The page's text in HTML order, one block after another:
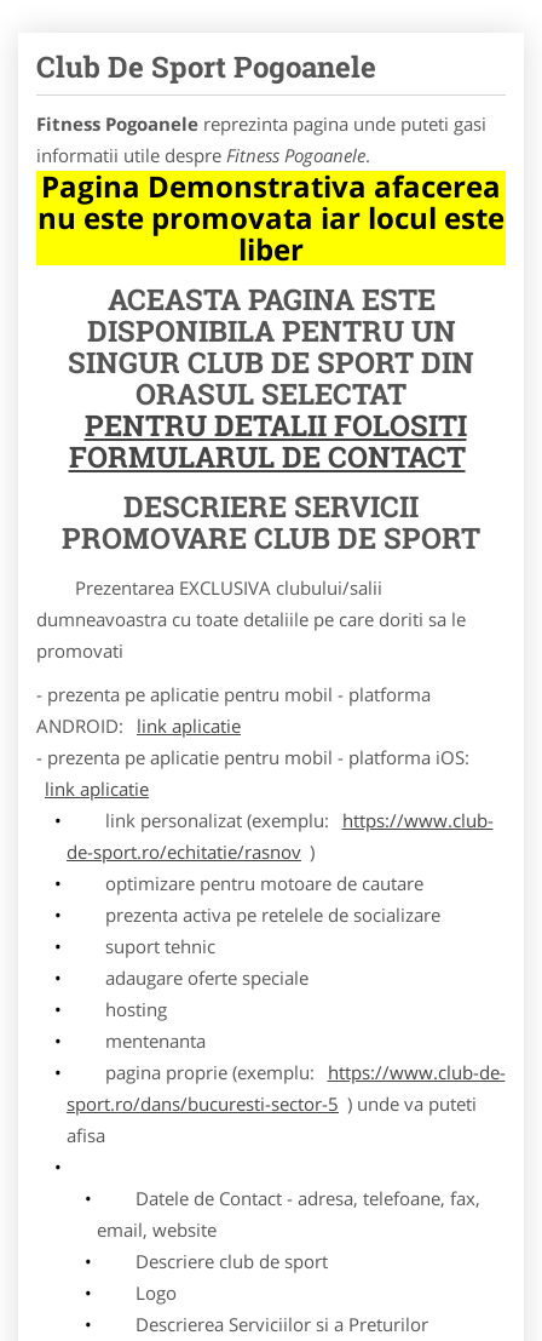
Club De Sport Pogoanele
Fitness Pogoanele reprezinta pagina unde puteti gasi
informatii utile despre Fitness Pogoanele.
Pagina Demonstrativa afacerea
nu este promovata iar locul este
liber
ACEASTA PAGINA ESTE
DISPONIBILA PENTRU UN
SINGUR CLUB DE SPORT DIN
ORASUL SELECTAT
PENTRU DETALII FOLOSITI
FORMULARUL DE CONTACT
DESCRIERE SERVICII
PROMOVARE CLUB DE SPORT
Prezentarea EXCLUSIVA clubului/salii
dumneavoastra cu toate detaliile pe care doriti sa le
promovati
- prezenta pe aplicatie pentru mobil - platforma
ANDROID:
link aplicatie
- prezenta pe aplicatie pentru mobil - platforma iOS:
link aplicatie
link personalizat (exemplu:
https://www.club-
de-sport.ro/echitatie/rasnov )
optimizare pentru motoare de cautare
prezenta activa pe retelele de socializare
suport tehnic
adaugare oferte speciale
hosting
mentenanta
pagina proprie (exemplu:
https://www.club-de-
sport.ro/dans/bucuresti-sector-5 ) unde va puteti
afisa
Datele de Contact - adresa, telefoane, fax,
email, website
Descriere club de sport
Logo
Descrierea Serviciilor si a Preturilor